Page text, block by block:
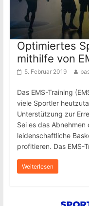
Optimiertes
mithilfe von
5. Februar 2019
Das EMS-Training
viele Sportler
Unterstützung zur
Sei es das
leidenschaftliche
profitieren. Das EMS-
Weiterlesen